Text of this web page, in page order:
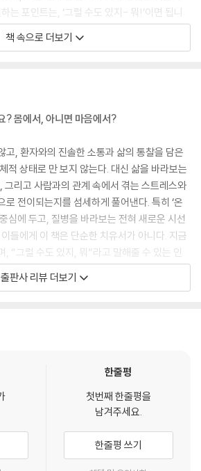
는 포인트는, ‘그럴 수도 있지- 뭐!’이면 됩니
향을 미치는 요소는 마음가짐이라고 단언하고
나눔. 탐욕(탐·貪) - 지나치게 벌어서 움켜쥠.
화, 당뇨, 심장병, 비만, 암 등이 발생하기 쉬
한의학입니다
책 속으로 더보기
? 몸에서, 아니면 마음에서?
고, 환자와의 진솔한 소통과 삶의 통찰을 담은
적 상태로 만 보지 않는다. 대신 삶을 바라보는
그리고 사람과의 관계 속에서 겪는 스트레스와
로 전이되는지를 섬세하게 풀어낸다. 특히 ‘온
심에 두고, 질병을 바라보는 전혀 새로운 시선
들에게 이 책은 단순한 치유서가 아니다. 지금
, “그럴 수도 있지, 뭐”라고 말해줄 수 있는 인
순한 건강 지침서를 넘어, 인간 내면의 평화를
것이다.
학 인문서
순한 건강서가 아니다. 이 책은 한의학 박사이
실천적 지침서다.
두통, 불면, 갱년기 장애, 우울과 불안 같은 정
만, 진단은 모호하고 치료는 더디기만 하다. 저
출판사 리뷰 더보기
한줄평
첫번째 한줄평을
남겨주세요.
한줄평 쓰기